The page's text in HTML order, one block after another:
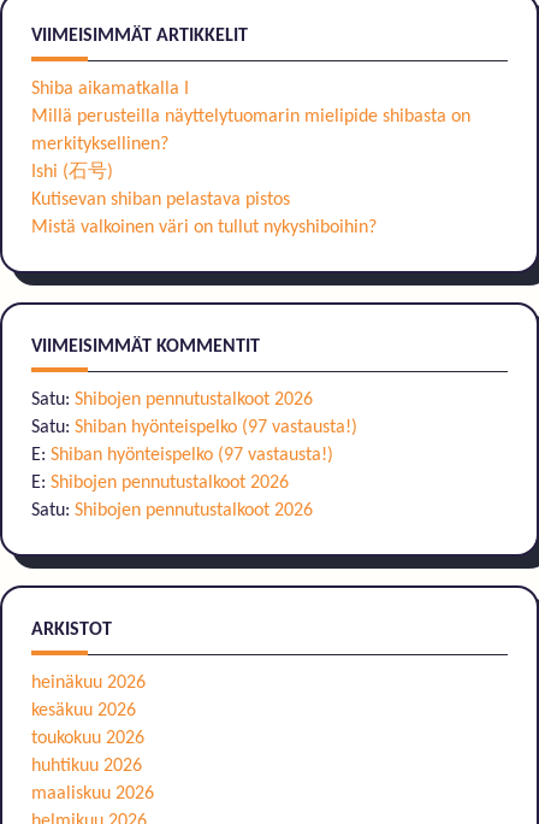
VIIMEISIMMÄT ARTIKKELIT
Shiba aikamatkalla I
Millä perusteilla näyttelytuomarin mielipide shibasta on
merkityksellinen?
Ishi (石号)
Kutisevan shiban pelastava pistos
Mistä valkoinen väri on tullut nykyshiboihin?
VIIMEISIMMÄT KOMMENTIT
Satu: Shibojen pennutustalkoot 2026
Satu: Shiban hyönteispelko (97 vastausta!)
E: Shiban hyönteispelko (97 vastausta!)
E: Shibojen pennutustalkoot 2026
Satu: Shibojen pennutustalkoot 2026
ARKISTOT
heinäkuu 2026
kesäkuu 2026
toukokuu 2026
huhtikuu 2026
maaliskuu 2026